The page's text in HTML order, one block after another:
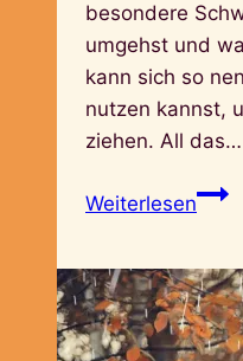
besondere
umgehst und
kann sich so
nutzen kannst,
ziehen. All das…
Weiterlesen